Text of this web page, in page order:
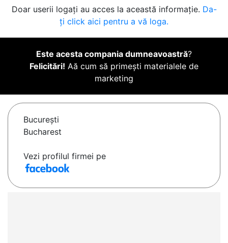
Doar userii logați au acces la această informație. Da-
ți click aici pentru a vă loga.
Este acesta compania dumneavoastră?
Felicitări! Aă cum să primești materialele de
marketing
Bucureşti
Bucharest
Vezi profilul firmei pe